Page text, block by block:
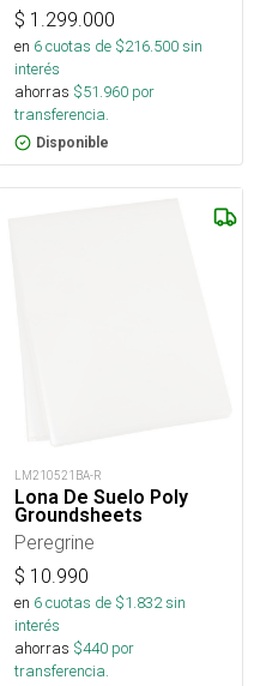
$ 1.299.000
en 6cuotas de $216.500sin
interés
ahorras $51.960 por
transferencia.
Disponible
LM210521BA-R
Lona De Suelo Poly
Groundsheets
Peregrine
$ 10.990
en 6cuotas de $1.832sin
interés
ahorras $440 por
transferencia.